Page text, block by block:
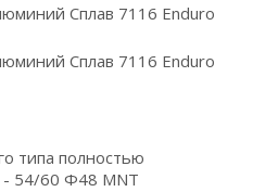
Сплав 7116 Enduro
Сплав 7116 Enduro
типа полностью
- 54/60 Ф48 MNT